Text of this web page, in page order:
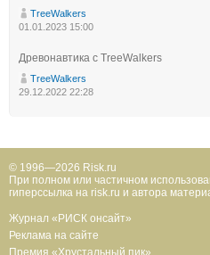
TreeWalkers
01.01.2023 15:00
Древонавтика с TreeWalkers
TreeWalkers
29.12.2022 22:28
© 1996—2026 Risk.ru
При полном или частичном
гиперссылка на risk.ru и автора
Журнал «РИСК онсайт»
Реклама на сайте
Премия «Хрустальный пик»